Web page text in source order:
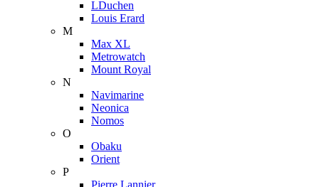
LDuchen
Louis Erard
M
Max XL
Metrowatch
Mount Royal
N
Navimarine
Neonica
Nomos
O
Obaku
Orient
P
Pierre Lannier